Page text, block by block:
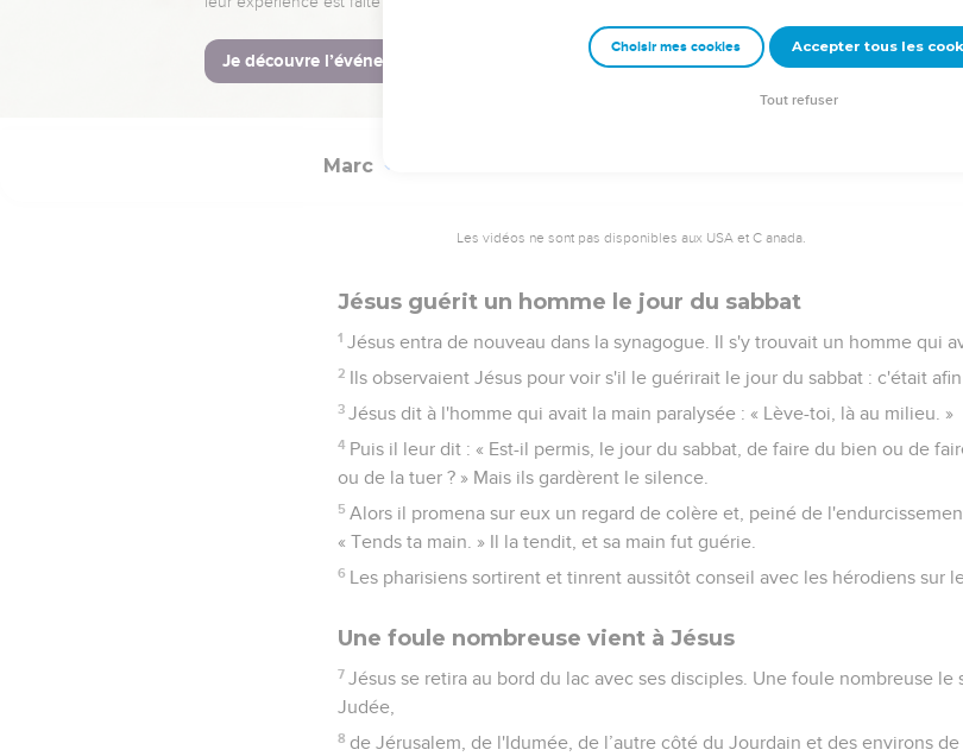
n'est permis qu'aux prêtres de manger et en a même donné à ses
27 Puis il leur dit : « Le sabbat a été fait pour l'homme, et non l'homme pour
de sorte que le Fils de l'homme est le Seigneur même du sabbat. »
Marc
Les vidéos ne sont pas disponibles aux USA et C anada.
Jésus guérit un homme le jour du sabbat
1 Jésus entra de nouveau dans la synagogue. Il s'y trouvait un homme qui
2 Ils observaient Jésus pour voir s'il le guérirait le jour du sabbat : c'était
3 Jésus dit à l'homme qui avait la main paralysée : « Lève-toi, là au milieu. »
4 Puis il leur dit : « Est-il permis, le jour du sabbat, de faire du bien ou de
ou de la tuer ? » Mais ils gardèrent le silence.
5 Alors il promena sur eux un regard de colère et, peiné de
« Tends ta main. » Il la tendit, et sa main fut guérie.
6 Les pharisiens sortirent et tinrent aussitôt conseil avec les hérodiens sur
Une foule nombreuse vient à Jésus
7 Jésus se retira au bord du lac avec ses disciples. Une foule nombreuse
Judée,
8 de Jérusalem, de l'Idumée, de l’autre côté du Jourdain et des environs
Choisir mes cookies Accepter tous les
Tout refuser